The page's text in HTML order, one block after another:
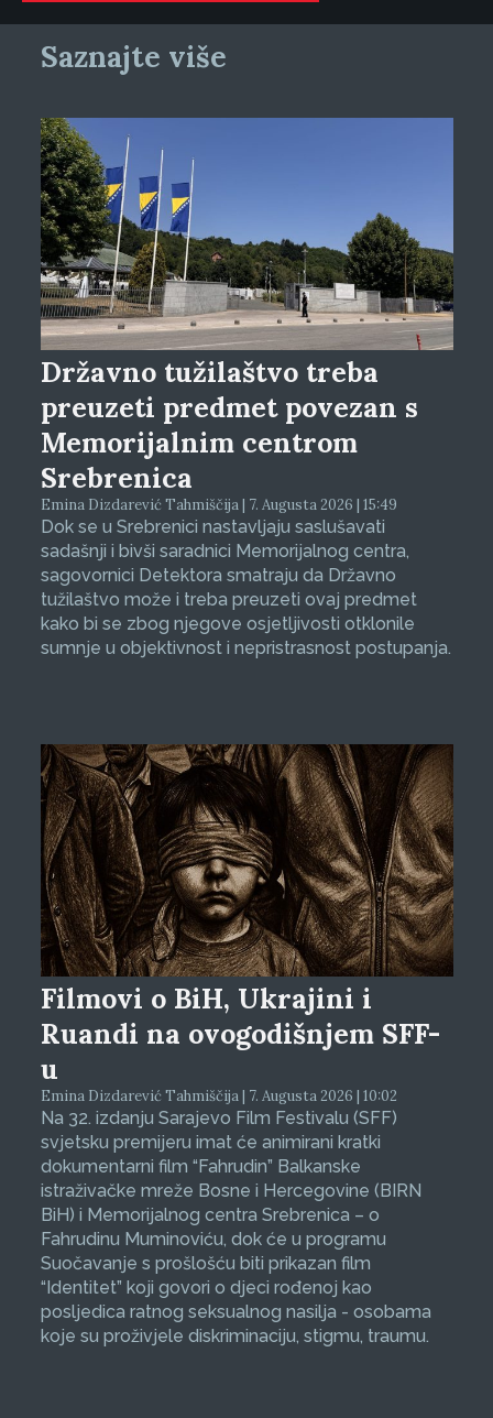
Saznajte više
Državno tužilaštvo treba
preuzeti predmet povezan s
Memorijalnim centrom
Srebrenica
Emina Dizdarević Tahmiščija | 7. Augusta 2026 | 15:49
Dok se u Srebrenici nastavljaju saslušavati
sadašnji i bivši saradnici Memorijalnog centra,
sagovornici Detektora smatraju da Državno
tužilaštvo može i treba preuzeti ovaj predmet
kako bi se zbog njegove osjetljivosti otklonile
sumnje u objektivnost i nepristrasnost postupanja.
Filmovi o BiH, Ukrajini i
Ruandi na ovogodišnjem SFF-
u
Emina Dizdarević Tahmiščija | 7. Augusta 2026 | 10:02
Na 32. izdanju Sarajevo Film Festivalu (SFF)
svjetsku premijeru imat će animirani kratki
dokumentarni film “Fahrudin” Balkanske
istraživačke mreže Bosne i Hercegovine (BIRN
BiH) i Memorijalnog centra Srebrenica – o
Fahrudinu Muminoviću, dok će u programu
Suočavanje s prošlošću biti prikazan film
“Identitet” koji govori o djeci rođenoj kao
posljedica ratnog seksualnog nasilja - osobama
koje su proživjele diskriminaciju, stigmu, traumu.